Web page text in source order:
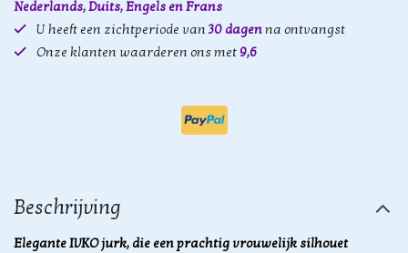
Nederlands, Duits, Engels en Frans
U heeft een zichtperiode van30 dagenna ontvangst
Onze klanten waarderen ons met 9,6
Beschrijving
Elegante IVKO jurk, die een prachtig vrouwelijk silhouet